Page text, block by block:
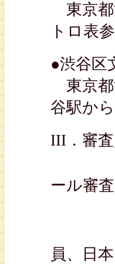
東京都
トロ表
●渋谷区
東京都
谷駅か
III．審
ケヴ
ール審査
植田
海老
員、日